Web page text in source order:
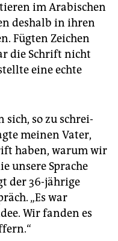
im Arabischen
deshalb in ihren
Fügten Zeichen
die Schrift nicht
eine echte
sich, so zu schrei­
meinen Vater,
haben, warum wir
unsere Sprache
der 36-jährige
„Es war
Wir fanden es